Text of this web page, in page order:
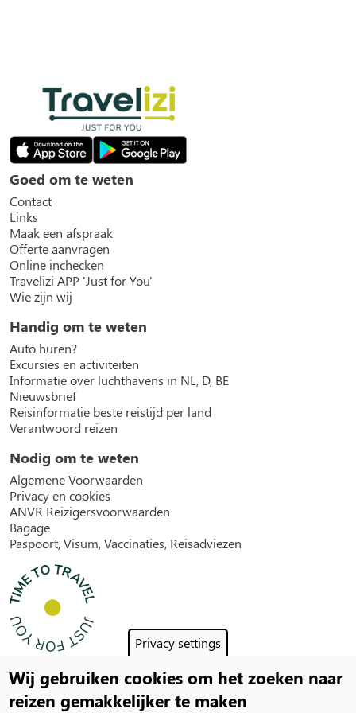
Privacy settings
Wij gebruiken cookies om het zoeken naar
reizen gemakkelijker te maken
Goed om te weten
Contact
Links
Maak een afspraak
Offerte aanvragen
Online inchecken
Travelizi APP 'Just for You'
Wie zijn wij
Handig om te weten
Auto huren?
Excursies en activiteiten
Informatie over luchthavens in NL, D, BE
Nieuwsbrief
Reisinformatie beste reistijd per land
Verantwoord reizen
Nodig om te weten
Algemene Voorwaarden
Privacy en cookies
ANVR Reizigersvoorwaarden
Bagage
Paspoort, Visum, Vaccinaties, Reisadviezen
Social